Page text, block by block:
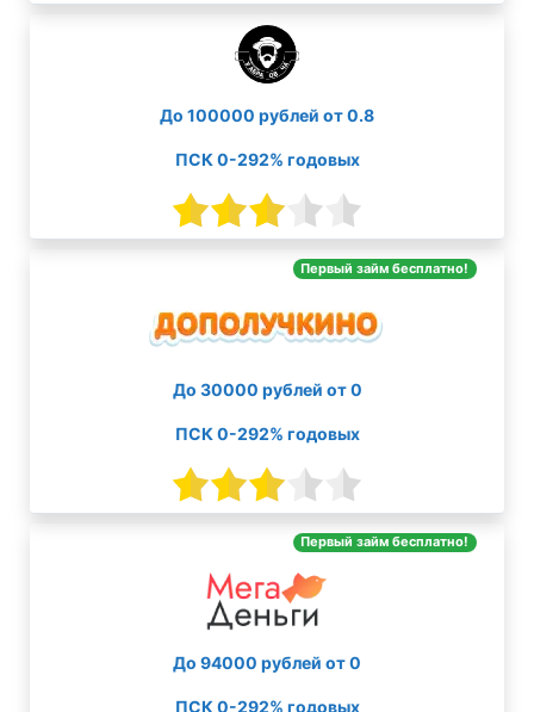
До 100000 рублей от 0.8
ПСК 0-292% годовых
Первый займ бесплатно!
До 30000 рублей от 0
ПСК 0-292% годовых
Первый займ бесплатно!
До 94000 рублей от 0
ПСК 0-292% годовых